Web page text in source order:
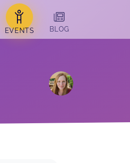
EVENTS BLOG